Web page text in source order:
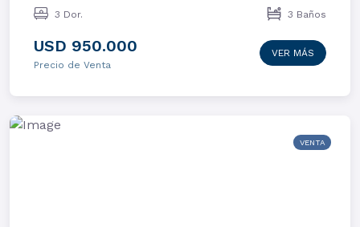
3 Dor. 3 Baños
USD 950.000
Precio de Venta
VER MÁS
VENTA